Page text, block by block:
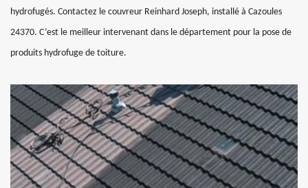
hydrofugés. Contactez le couvreur Reinhard Joseph, installé à Cazoules
24370. C’est le meilleur intervenant dans le département pour la pose de
produits hydrofuge de toiture.